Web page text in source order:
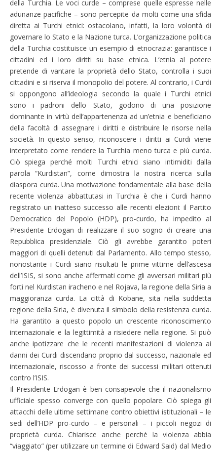
della Turchia. Le voci curde – comprese quelle espresse nelle
adunanze pacifiche – sono percepite da molti come una sfida
diretta ai Turchi etnici: ostacolano, infatti, la loro volontà di
governare lo Stato e la Nazione turca. L’organizzazione politica
della Turchia costituisce un esempio di etnocrazia: garantisce i
cittadini ed i loro diritti su base etnica. L’etnia al potere
pretende di vantare la proprietà dello Stato, controlla i suoi
cittadini e si riserva il monopolio del potere. Al contrario, i Curdi
si oppongono all’ideologia secondo la quale i Turchi etnici
sono i padroni dello Stato, godono di una posizione
dominante in virtù dell’appartenenza ad un’etnia e beneficiano
della facoltà di assegnare i diritti e distribuire le risorse nella
società. In questo senso, riconoscere i diritti ai Curdi viene
interpretato come rendere la Turchia meno turca e più curda.
Ciò spiega perché molti Turchi etnici siano intimiditi dalla
parola “Kurdistan”, come dimostra la nostra ricerca sulla
diaspora curda. Una motivazione fondamentale alla base della
recente violenza abbattutasi in Turchia è che i Curdi hanno
registrato un inatteso successo alle recenti elezioni: il Partito
Democratico del Popolo (HDP), pro-curdo, ha impedito al
Presidente Erdogan di realizzare il suo sogno di creare una
Repubblica presidenziale. Ciò gli avrebbe garantito poteri
maggiori di quelli detenuti dal Parlamento. Allo tempo stesso,
nonostante i Curdi siano risultati le prime vittime dell’ascesa
dell’ISIS, si sono anche affermati come gli avversari militari più
forti nel Kurdistan iracheno e nel Rojava, la regione della Siria a
maggioranza curda. La città di Kobane, sita nella suddetta
regione della Siria, è divenuta il simbolo della resistenza curda.
Ha garantito a questo popolo un crescente riconoscimento
internazionale e la legittimità a risiedere nella regione. Si può
anche ipotizzare che le recenti manifestazioni di violenza ai
danni dei Curdi discendano proprio dal successo, nazionale ed
internazionale, riscosso a fronte dei successi militari ottenuti
contro l’ISIS.
Il Presidente Erdogan è ben consapevole che il nazionalismo
ufficiale spesso converge con quello popolare. Ciò spiega gli
attacchi delle ultime settimane contro obiettivi istituzionali – le
sedi dell’HDP pro-curdo – e personali – i piccoli negozi di
proprietà curda. Chiarisce anche perché la violenza abbia
“viaggiato” (per utilizzare un termine di Edward Said) dal Medio